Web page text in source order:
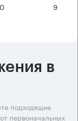
9
в
подходящие
первоначальных